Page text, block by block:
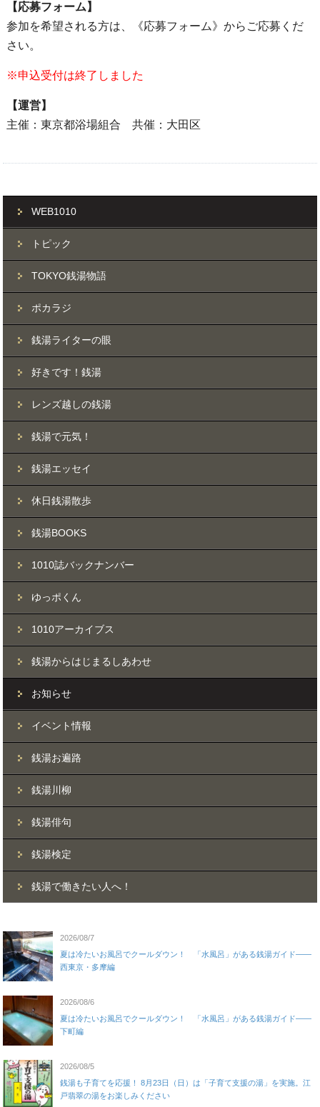
【応募フォーム】
参加を希望される方は、《応募フォーム》からご応募くだ
さい。
※申込受付は終了しました
【運営】
主催：東京都浴場組合 共催：大田区
WEB1010
トピック
TOKYO銭湯物語
ポカラジ
銭湯ライターの眼
好きです！銭湯
レンズ越しの銭湯
銭湯で元気！
銭湯エッセイ
休日銭湯散歩
銭湯BOOKS
1010誌バックナンバー
ゆっポくん
1010アーカイブス
銭湯からはじまるしあわせ
お知らせ
イベント情報
銭湯お遍路
銭湯川柳
銭湯俳句
銭湯検定
銭湯で働きたい人へ！
2026/08/7
夏は冷たいお風呂でクールダウン！ 「水風呂」がある銭湯ガイド——
西東京・多摩編
2026/08/6
夏は冷たいお風呂でクールダウン！ 「水風呂」がある銭湯ガイド——
下町編
2026/08/5
銭湯も子育てを応援！ 8月23日（日）は「子育て支援の湯」を実施。江
戸翡翠の湯をお楽しみください